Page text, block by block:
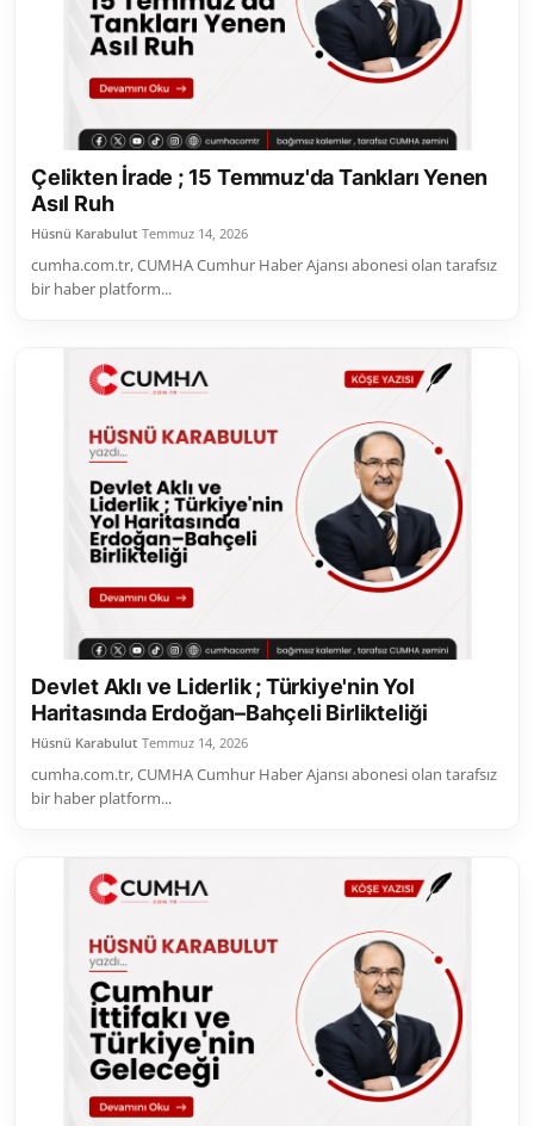
Çelikten İrade ; 15 Temmuz'da Tankları Yenen
Asıl Ruh
Hüsnü Karabulut Temmuz 14, 2026
cumha.com.tr, CUMHA Cumhur Haber Ajansı abonesi olan tarafsız
bir haber platform...
Devlet Aklı ve Liderlik ; Türkiye'nin Yol
Haritasında Erdoğan–Bahçeli Birlikteliği
Hüsnü Karabulut Temmuz 14, 2026
cumha.com.tr, CUMHA Cumhur Haber Ajansı abonesi olan tarafsız
bir haber platform...